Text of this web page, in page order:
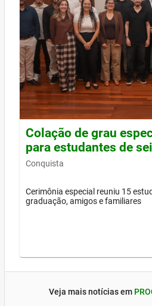
Colação de grau
para estudantes de
Conquista
Cerimônia especial reuniu 15
graduação, amigos e familiares
Veja mais notícias em